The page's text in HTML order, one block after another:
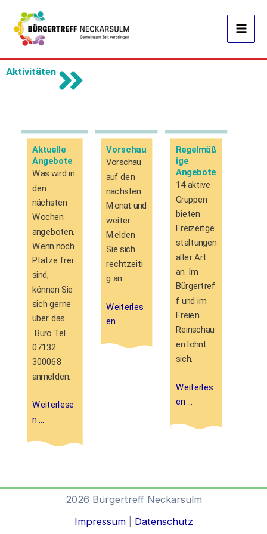
Inhalt
springen
Aktivitäten
Aktuelle
Angebote
Was wird in
den
nächsten
Wochen
angeboten.
Wenn noch
Plätze frei
sind,
können Sie
sich gerne
über das
Büro Tel.
07132
300068
anmelden.
Weiterlese
n …
Vorschau
Vorschau
auf den
nächsten
Monat und
weiter.
Melden
Sie sich
rechtzeiti
g an.
Weiterles
en …
Regelmäß
ige
Angebote
14 aktive
Gruppen
bieten
Freizeitge
staltungen
aller Art
an. Im
Bürgertref
f und im
Freien.
Reinschau
en lohnt
sich.
Weiterles
en …
2026 Bürgertreff Neckarsulm
Impressum| Datenschutz